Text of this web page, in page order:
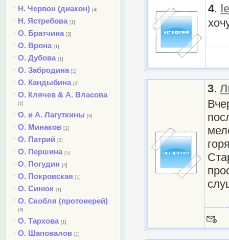
Н. Червон (диакон) [4]
Н. Ястребова [1]
О. Братчина [3]
О. Врона [1]
О. Дубова [1]
О. Забродина [1]
О. Кандыбина [2]
О. Клячев & А. Власова
[1]
О. и А. Лагуткины [6]
О. Минаков [1]
О. Патрий [2]
О. Першина [5]
О. Погудин [4]
О. Покровская [1]
О. Синюк [1]
О. Скобля (протоиерей)
[8]
О. Тархова [1]
О. Шаповалов [1]
4.
3.